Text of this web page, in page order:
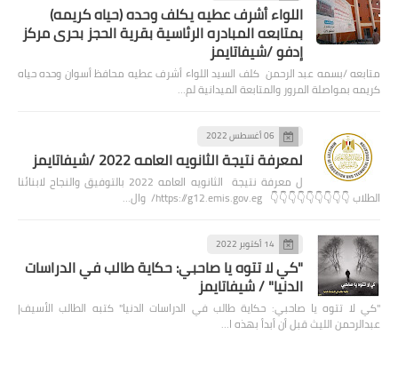
اللواء أشرف عطيه يكلف وحده (حياه كريمه)
بمتابعه المبادره الرئاسية بقرية الحجز بحرى مركز
إدفو /شيفاتايمز
متابعه /بسمه عبد الرحمن كلف السيد اللواء أشرف عطيه محافظ أسوان وحده حياه
كريمه بمواصلة المرور والمتابعة الميدانية لم…
06 أغسطس 2022
لمعرفة نتيجة الثانويه العامه 2022 /شيفاتايمز
ل معرفة نتيجة الثانويه العامه 2022 بالتوفيق والنجاح لابنائنا
الطلاب 👇👇👇👇👇👇👇👇👇 https://g12.emis.gov.eg/ وال…
14 أكتوبر 2022
"كي لا تتوه يا صاحبي: حكاية طالب في الدراسات
الدنيا" / شيفاتايمز
"كي لا تتوه يا صاحبي: حكاية طالب في الدراسات الدنيا" كتبه الطالب الأسيف|
عبدالرحمن الليث قبل أن أبدأ بهذه ا…